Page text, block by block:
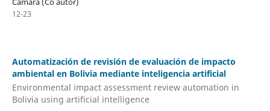
12-23
Automatización de revisión de evaluación de impacto
ambiental en Bolivia mediante inteligencia artificial
Environmental impact assessment review automation in
Bolivia using artificial intelligence